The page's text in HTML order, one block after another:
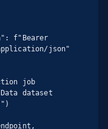
json"